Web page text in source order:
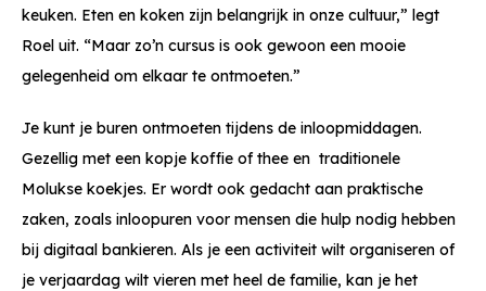
keuken. Eten en koken zijn belangrijk in onze cultuur,” legt
Roel uit. “Maar zo’n cursus is ook gewoon een mooie
gelegenheid om elkaar te ontmoeten.”
Je kunt je buren ontmoeten tijdens de inloopmiddagen.
Gezellig met een kopje koffie of thee en traditionele
Molukse koekjes. Er wordt ook gedacht aan praktische
zaken, zoals inloopuren voor mensen die hulp nodig hebben
bij digitaal bankieren. Als je een activiteit wilt organiseren of
je verjaardag wilt vieren met heel de familie, kan je het